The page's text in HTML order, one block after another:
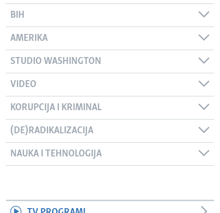
BIH
AMERIKA
STUDIO WASHINGTON
VIDEO
KORUPCIJA I KRIMINAL
(DE)RADIKALIZACIJA
NAUKA I TEHNOLOGIJA